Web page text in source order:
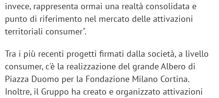
invece, rappresenta ormai una realtà consolidata e
punto di riferimento nel mercato delle attivazioni
territoriali consumer".
Tra i più recenti progetti firmati dalla società, a livello
consumer, c'è la realizzazione del grande Albero di
Piazza Duomo per la Fondazione Milano Cortina.
Inoltre, il Gruppo ha creato e organizzato attivazioni